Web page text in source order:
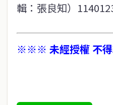
輯：張良知）
※※※ 未經授權 不